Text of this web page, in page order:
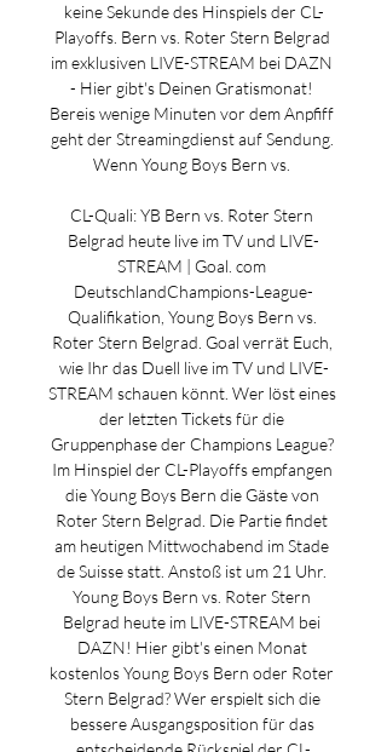
keine Sekunde des Hinspiels der CL-
Playoffs. Bern vs. Roter Stern Belgrad
im exklusiven LIVE-STREAM bei DAZN
- Hier gibt's Deinen Gratismonat!
Bereis wenige Minuten vor dem Anpfiff
geht der Streamingdienst auf Sendung.
Wenn Young Boys Bern vs.
CL-Quali: YB Bern vs. Roter Stern
Belgrad heute live im TV und LIVE-
STREAM | Goal. com
DeutschlandChampions-League-
Qualifikation, Young Boys Bern vs.
Roter Stern Belgrad. Goal verrät Euch,
wie Ihr das Duell live im TV und LIVE-
STREAM schauen könnt. Wer löst eines
der letzten Tickets für die
Gruppenphase der Champions League?
Im Hinspiel der CL-Playoffs empfangen
die Young Boys Bern die Gäste von
Roter Stern Belgrad. Die Partie findet
am heutigen Mittwochabend im Stade
de Suisse statt. Anstoß ist um 21 Uhr.
Young Boys Bern vs. Roter Stern
Belgrad heute im LIVE-STREAM bei
DAZN! Hier gibt's einen Monat
kostenlos Young Boys Bern oder Roter
Stern Belgrad? Wer erspielt sich die
bessere Ausgangsposition für das